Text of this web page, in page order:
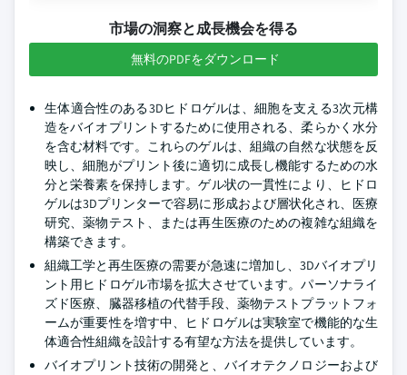
市場の洞察と成長機会を得る
無料のPDFをダウンロード
生体適合性のある3Dヒドロゲルは、細胞を支える3次元構
造をバイオプリントするために使用される、柔らかく水分
を含む材料です。これらのゲルは、組織の自然な状態を反
映し、細胞がプリント後に適切に成長し機能するための水
分と栄養素を保持します。ゲル状の一貫性により、ヒドロ
ゲルは3Dプリンターで容易に形成および層状化され、医療
研究、薬物テスト、または再生医療のための複雑な組織を
構築できます。
組織工学と再生医療の需要が急速に増加し、3Dバイオプリ
ント用ヒドロゲル市場を拡大させています。パーソナライ
ズド医療、臓器移植の代替手段、薬物テストプラットフォ
ームが重要性を増す中、ヒドロゲルは実験室で機能的な生
体適合性組織を設計する有望な方法を提供しています。
バイオプリント技術の開発と、バイオテクノロジーおよび